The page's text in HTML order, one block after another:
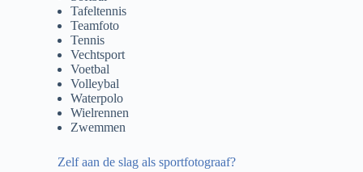
Tafeltennis
Teamfoto
Tennis
Vechtsport
Voetbal
Volleybal
Waterpolo
Wielrennen
Zwemmen
Zelf aan de slag als sportfotograaf?